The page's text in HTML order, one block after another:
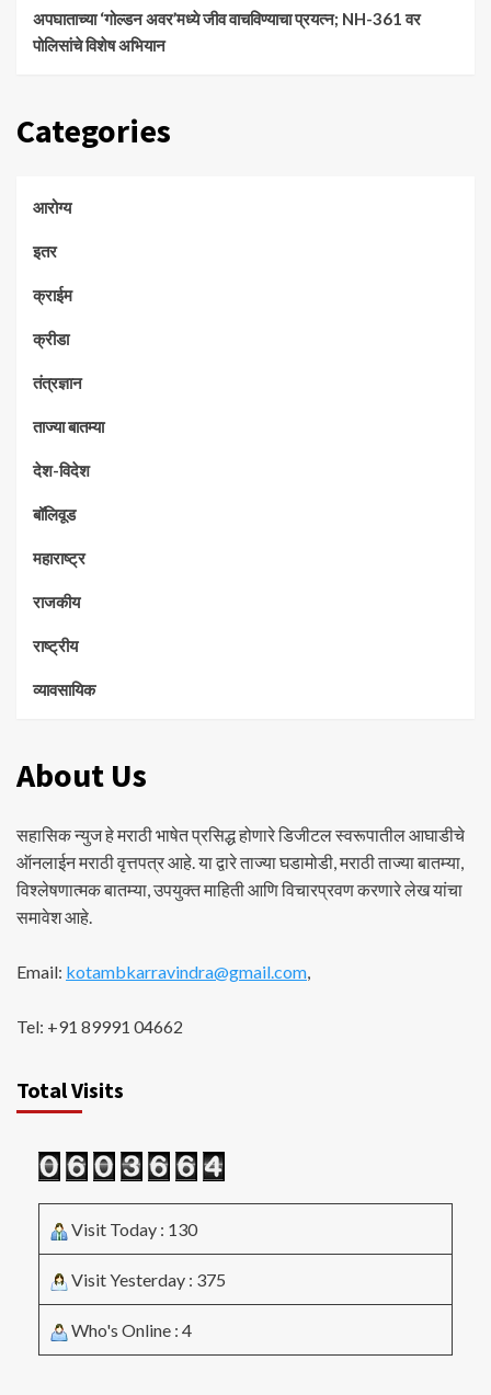
अपघाताच्या ‘गोल्डन अवर’मध्ये जीव वाचविण्याचा प्रयत्न; NH-361 वर
पोलिसांचे विशेष अभियान
Categories
आरोग्य
इतर
क्राईम
क्रीडा
तंत्रज्ञान
ताज्या बातम्या
देश-विदेश
बॉलिवूड
महाराष्ट्र
राजकीय
राष्ट्रीय
व्यावसायिक
About Us
सहासिक न्युज हे मराठी भाषेत प्रसिद्ध होणारे डिजीटल स्वरूपातील आघाडीचे
ऑनलाईन मराठी वृत्तपत्र आहे. या द्वारे ताज्या घडामोडी, मराठी ताज्या बातम्या,
विश्लेषणात्मक बातम्या, उपयुक्त माहिती आणि विचारप्रवण करणारे लेख यांचा
समावेश आहे.
Email: kotambkarravindra@gmail.com,
Tel: +91 89991 04662
Total Visits
Visit Today : 130
Visit Yesterday : 375
Who's Online : 4